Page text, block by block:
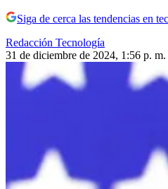
Siga de cerca las tendencias en
Redacción Tecnología
31 de diciembre de 2024, 1:56 p. m.